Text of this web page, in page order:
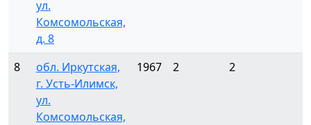
ул.
Комсомольская,
д. 8
8
обл. Иркутская,
г. Усть-Илимск,
ул.
Комсомольская,
1967 2 2